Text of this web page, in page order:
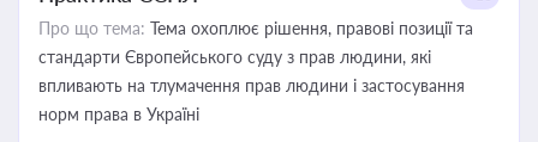
Про що тема: Тема охоплює рішення, правові позиції та
стандарти Європейського суду з прав людини, які
впливають на тлумачення прав людини і застосування
норм права в Україні